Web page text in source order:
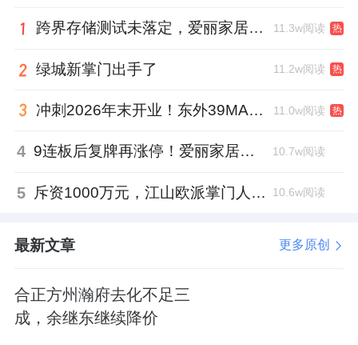
跨界存储测试未落定，爱丽家居复牌前自揭多重风险 11.3w阅读 热
绿城新掌门出手了 11.2w阅读 热
冲刺2026年末开业！东外39MALL全球招商启幕，重构东直门商圈格局 11.0w阅读 热
4 9连板后复牌再涨停！爱丽家居市盈率318倍，跨界收购案尚未落地 10.7w阅读
5 斥资1000万元，江山欧派掌门人吴水根加码创投基金 10.6w阅读
最新文章 更多原创
合正方州瀚府去化不足三
成，余继东继续降价